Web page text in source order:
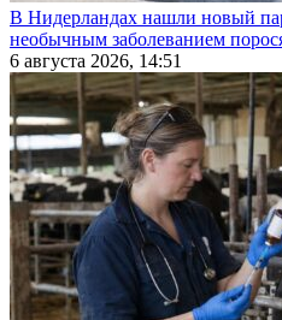
В Нидерландах нашли новый
необычным заболеванием
6 августа 2026, 14:51